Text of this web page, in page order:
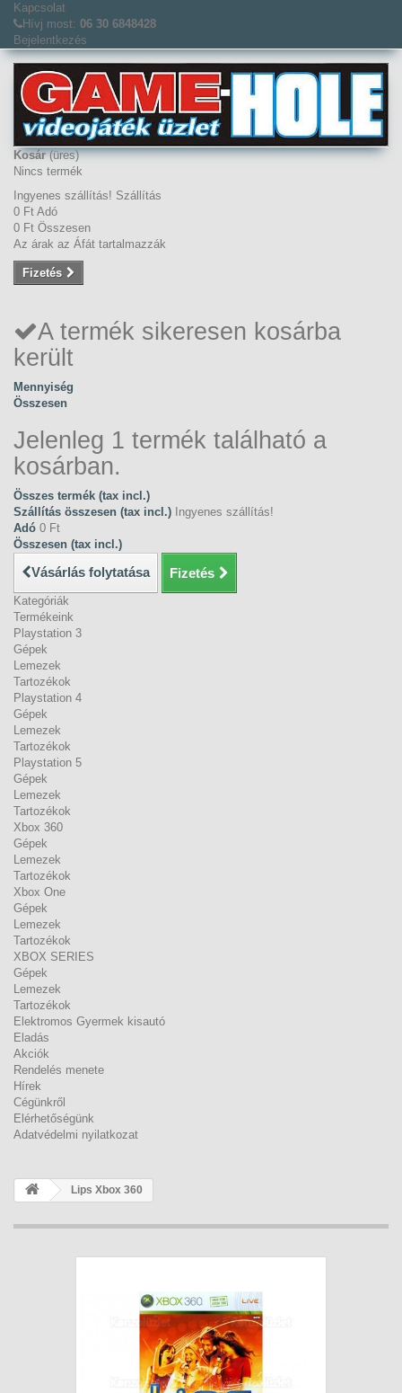
Kapcsolat
Hívj most: 06 30 6848428
Bejelentkezés
Kosár (üres)
Nincs termék
Ingyenes szállítás! Szállítás
0 Ft‎ Adó
0 Ft‎ Összesen
Az árak az Áfát tartalmazzák
Fizetés
A termék sikeresen kosárba
került
Mennyiség
Összesen
Jelenleg 1 termék található a
kosárban.
Összes termék (tax incl.)
Szállítás összesen (tax incl.) Ingyenes szállítás!
Adó 0 Ft‎
Összesen (tax incl.)
Vásárlás folytatása Fizetés
Kategóriák
Termékeink
Playstation 3
Gépek
Lemezek
Tartozékok
Playstation 4
Gépek
Lemezek
Tartozékok
Playstation 5
Gépek
Lemezek
Tartozékok
Xbox 360
Gépek
Lemezek
Tartozékok
Xbox One
Gépek
Lemezek
Tartozékok
XBOX SERIES
Gépek
Lemezek
Tartozékok
Elektromos Gyermek kisautó
Eladás
Akciók
Rendelés menete
Hírek
Cégünkről
Elérhetőségünk
Adatvédelmi nyilatkozat
Lips Xbox 360